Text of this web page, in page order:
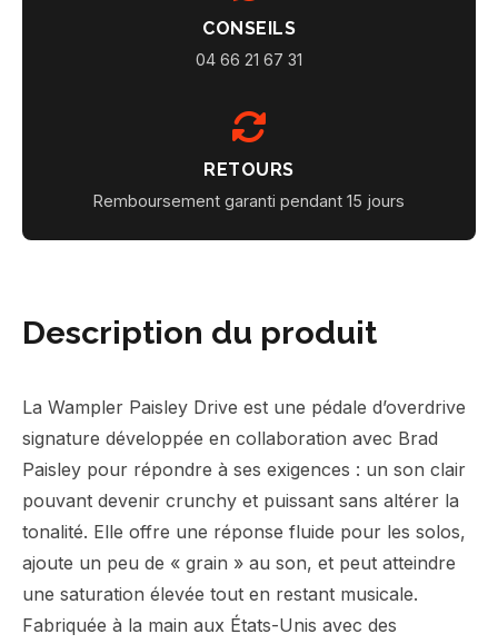
CONSEILS
04 66 21 67 31
RETOURS
Remboursement garanti pendant 15 jours
Description du produit
La Wampler Paisley Drive est une pédale d’overdrive
signature développée en collaboration avec Brad
Paisley pour répondre à ses exigences : un son clair
pouvant devenir crunchy et puissant sans altérer la
tonalité. Elle offre une réponse fluide pour les solos,
ajoute un peu de « grain » au son, et peut atteindre
une saturation élevée tout en restant musicale.
Fabriquée à la main aux États-Unis avec des